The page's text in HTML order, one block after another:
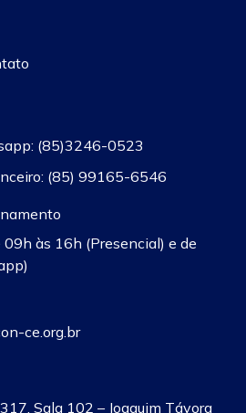
(85)3246-0523
(85) 99165-6546
09h às 16h (Presencial) e de
ce.org.br
Sala 102 – Joaquim Távora